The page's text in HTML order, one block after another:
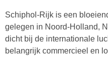
Schiphol-Rijk is een
gelegen in Noord-Holland,
dicht bij de internationale
belangrijk commercieel en